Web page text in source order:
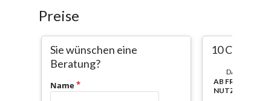
Preise
Sie wünschen eine
Beratung?
Name
10 CC
DAUER:
AB
NUTZBAR